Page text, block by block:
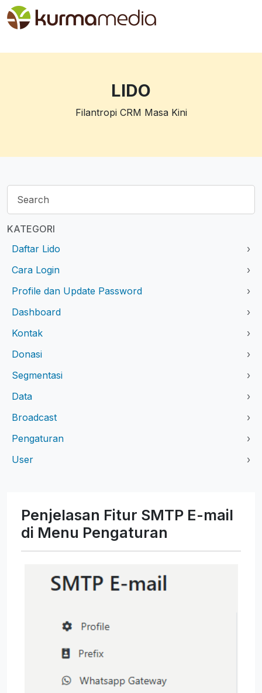
LIDO
Filantropi CRM Masa Kini
KATEGORI
Daftar Lido
›
Cara Login
›
Profile dan Update Password
›
Dashboard
›
Kontak
›
Donasi
›
Segmentasi
›
Data
›
Broadcast
›
Pengaturan
›
User
›
Penjelasan Fitur SMTP E-mail
di Menu Pengaturan